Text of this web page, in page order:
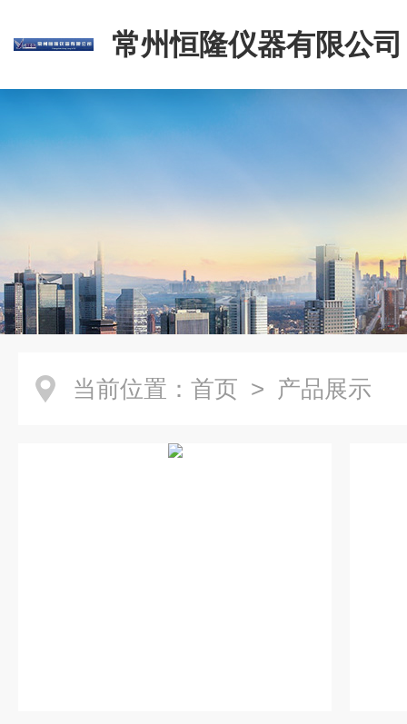
常州恒隆仪器有限公司
当前位置： 首页 > 产品展示